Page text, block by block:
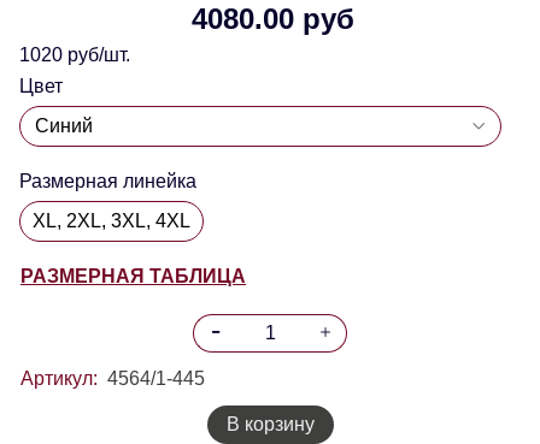
4080.00 руб
1020 руб/шт.
Цвет
Размерная линейка
XL, 2XL, 3XL, 4XL
РАЗМЕРНАЯ ТАБЛИЦА
Артикул: 4564/1-445
В корзину